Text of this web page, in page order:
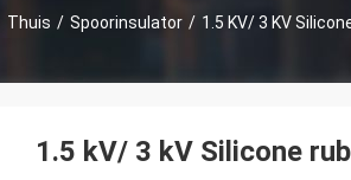
Thuis / Spoorinsulator / 1.5 KV/ 3 KV
1.5 kV/ 3 kV Silicone